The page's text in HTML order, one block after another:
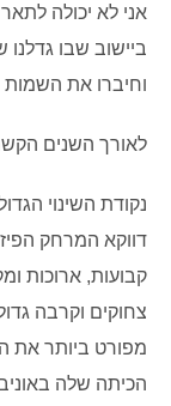
אני לא יכולה
ביישוב שבו גדלנו
וחיברו את
לאורך השנים
נקודת השינוי
דווקא המרחק
קבועות, ארוכות
צחוקים וקרבה
מפורט ביותר את
הכיתה שלה